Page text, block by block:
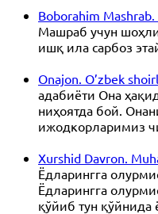
Boborahim Mashrab.
Машраб учун
ишқ ила сарбоз
Onajon. O’zbek
адабиёти Она
ниҳоятда бой.
ижодкорларимиз
Xurshid Davron.
Ёдларингга
Ёдларингга
қўйиб тун